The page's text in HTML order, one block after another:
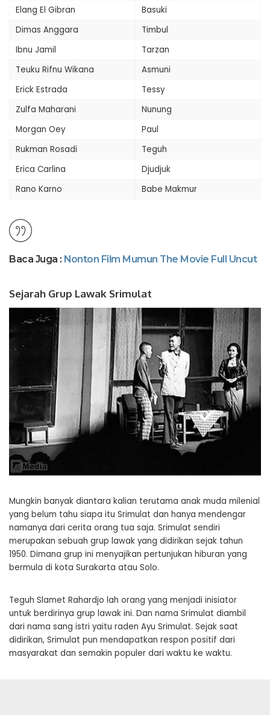
Elang El Gibran
Basuki
Dimas Anggara
Timbul
Ibnu Jamil
Tarzan
Teuku Rifnu Wikana
Asmuni
Erick Estrada
Tessy
Zulfa Maharani
Nunung
Morgan Oey
Paul
Rukman Rosadi
Teguh
Erica Carlina
Djudjuk
Rano Karno
Babe Makmur
Baca Juga : Nonton Film Mumun The Movie Full Uncut
Sejarah Grup Lawak Srimulat
Mungkin banyak diantara kalian terutama anak muda milenial
yang belum tahu siapa itu Srimulat dan hanya mendengar
namanya dari cerita orang tua saja. Srimulat sendiri
merupakan sebuah grup lawak yang didirikan sejak tahun
1950. Dimana grup ini menyajikan pertunjukan hiburan yang
bermula di kota Surakarta atau Solo.
Teguh Slamet Rahardjo lah orang yang menjadi inisiator
untuk berdirinya grup lawak ini. Dan nama Srimulat diambil
dari nama sang istri yaitu raden Ayu Srimulat. Sejak saat
didirikan, Srimulat pun mendapatkan respon positif dari
masyarakat dan semakin populer dari waktu ke waktu.